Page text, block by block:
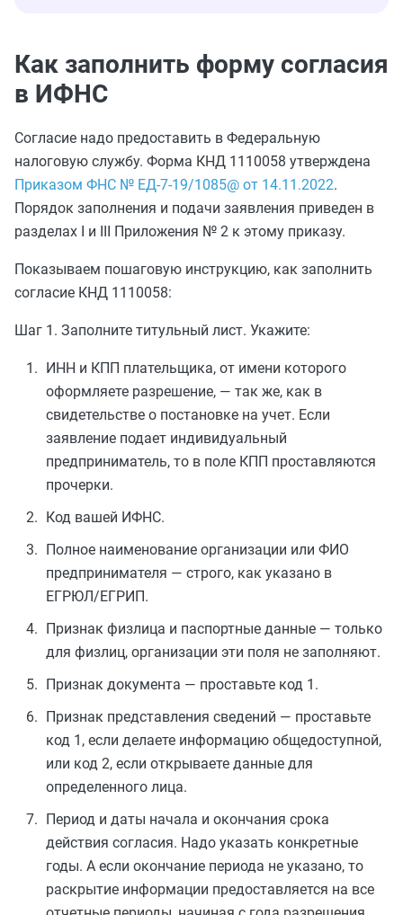
Как заполнить форму согласия
в ИФНС
Согласие надо предоставить в Федеральную
налоговую службу. Форма КНД 1110058 утверждена
Приказом ФНС № ЕД-7-19/1085@ от 14.11.2022.
Порядок заполнения и подачи заявления приведен в
разделах I и III Приложения № 2 к этому приказу.
Показываем пошаговую инструкцию, как заполнить
согласие КНД 1110058:
Шаг 1. Заполните титульный лист. Укажите:
ИНН и КПП плательщика, от имени которого
оформляете разрешение, — так же, как в
свидетельстве о постановке на учет. Если
заявление подает индивидуальный
предприниматель, то в поле КПП проставляются
прочерки.
Код вашей ИФНС.
Полное наименование организации или ФИО
предпринимателя — строго, как указано в
ЕГРЮЛ/ЕГРИП.
Признак физлица и паспортные данные — только
для физлиц, организации эти поля не заполняют.
Признак документа — проставьте код 1.
Признак представления сведений — проставьте
код 1, если делаете информацию общедоступной,
или код 2, если открываете данные для
определенного лица.
Период и даты начала и окончания срока
действия согласия. Надо указать конкретные
годы. А если окончание периода не указано, то
раскрытие информации предоставляется на все